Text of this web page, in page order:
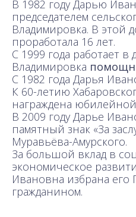
В 1982 году Дарью
председателем
Владимировка. В этой
проработала 16 лет.
С 1999 года работает в
Владимировка
С 1982 года Дарья
К 60-летию
награждена
В 2009 году Дарье
памятный знак «За
Муравьёва-Амурского.
За большой вклад в
экономическое
Ивановна избрана
гражданином.